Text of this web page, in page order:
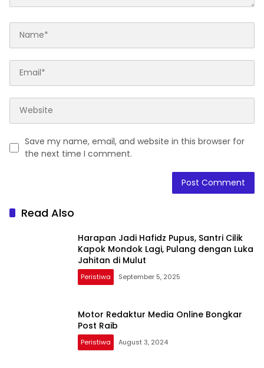
Save my name, email, and website in this browser for
the next time I comment.
Read Also
Harapan Jadi Hafidz Pupus, Santri Cilik
Kapok Mondok Lagi, Pulang dengan Luka
Jahitan di Mulut
Peristiwa September 5, 2025
Motor Redaktur Media Online Bongkar
Post Raib
Peristiwa August 3, 2024